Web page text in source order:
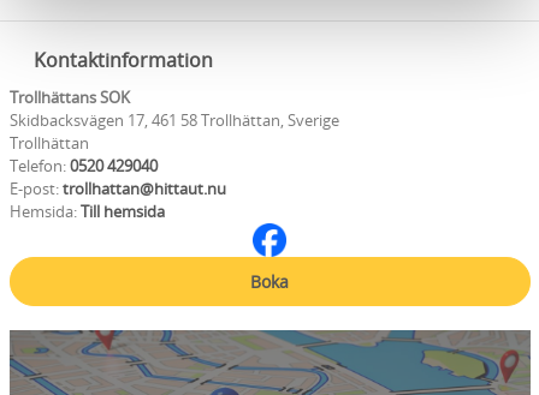
Kontaktinformation
Trollhättans SOK
Skidbacksvägen 17, 461 58 Trollhättan, Sverige
Trollhättan
Telefon:0520 429040
E-post:trollhattan@hittaut.nu
Hemsida:Till hemsida
Boka